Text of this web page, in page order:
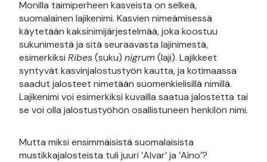
Monilla taimiperheen kasveista on selkeä,
suomalainen lajikenimi. Kasvien nimeämisessä
käytetään kaksinimijärjestelmää, joka koostuu
sukunimestä ja sitä seuraavasta lajinimestä,
esimerkiksi Ribes(suku) nigrum(laji). Lajikkeet
syntyvät kasvinjalostustyön kautta, ja kotimaassa
saadut jalosteet nimetään suomenkielisillä nimillä.
Lajikenimi voi esimerkiksi kuvailla saatua jalostetta tai
se voi olla jalostustyöhön osallistuneen henkilön nimi.
Mutta miksi ensimmäisistä suomalaisista
mustikkajalosteista tuli juuri ’Alvar’ ja ’Aino’?